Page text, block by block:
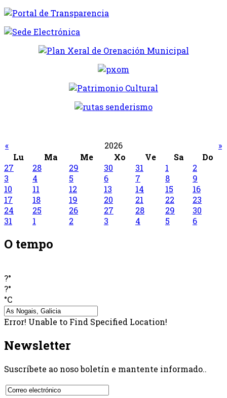
« 2026
»
Lu
Ma Me Xo Ve Sa
Do
27
28 29 30 31 1
2
3
4 5 6 7 8
9
10
11 12 13 14 15
16
17
18 19 20 21 22
23
24
25 26 27 28 29
30
31
1 2 3 4 5 6
O tempo
?°
?°
°C
Error! Unable to Find Specified Location!
Newsletter
Suscríbete ao noso boletín e mantente informado..